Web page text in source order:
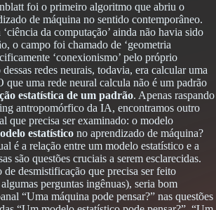
foi o primeiro algoritmo que abriu o
de máquina no sentido contemporâneo.
da computação’ ainda não havia sido
o campo foi chamado de ‘geometria
‘conexionismo’ pelo próprio
redes neurais, todavia, era calcular uma
que uma rede neural calcula não é um padrão
estatística de um padrão. Apenas raspando
antropomórfico da IA, encontramos outro
que precisa ser examinado: o modelo
estatístico no aprendizado de máquina?
é a relação entre um modelo estatístico e a
são questões cruciais a serem esclarecidas.
desmistificação que precisa ser feito
perguntas ingênuas), seria bom
“Uma máquina pode pensar?” nas questões